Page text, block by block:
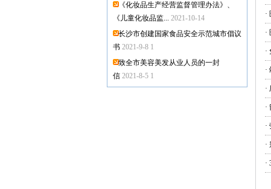
《化妆品生产经营监督管理办法》、
《儿童化妆品监... 2021-10-14
长沙市创建国家食品安全示范城市倡议
书 2021-9-8 1
致全市美容美发从业人员的一封
信 2021-8-5 1
·
·
·
·
·
·
·
·
·